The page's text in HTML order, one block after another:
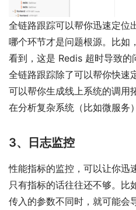
全链路跟踪可以帮你迅速定位
哪个环节才是问题根源。比如
看到，这是 Redis 超时导致的
全链路跟踪除了可以帮你快速
可以帮你生成线上系统的调用
在分析复杂系统（比如微服务
3、日志监控
性能指标的监控，可以让你迅
只有指标的话往往还不够。比
传入的参数不同时，就可能会